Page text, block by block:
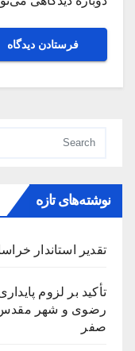
نوشته‌های تازه
تقدیر استاندار
تأکید بر لزوم
رضوی و شهر مقدس
صفر